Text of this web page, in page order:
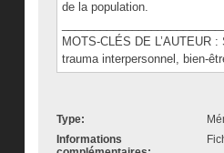
de la population.
MOTS-CLÉS DE L’AUTEUR
trauma interpersonnel, bien-
Type:
Informations